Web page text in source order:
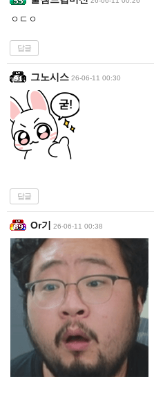
ㅇㄷㅇ
답글
그노시스 26-06-11 00:30
답글
Or기 26-06-11 00:38